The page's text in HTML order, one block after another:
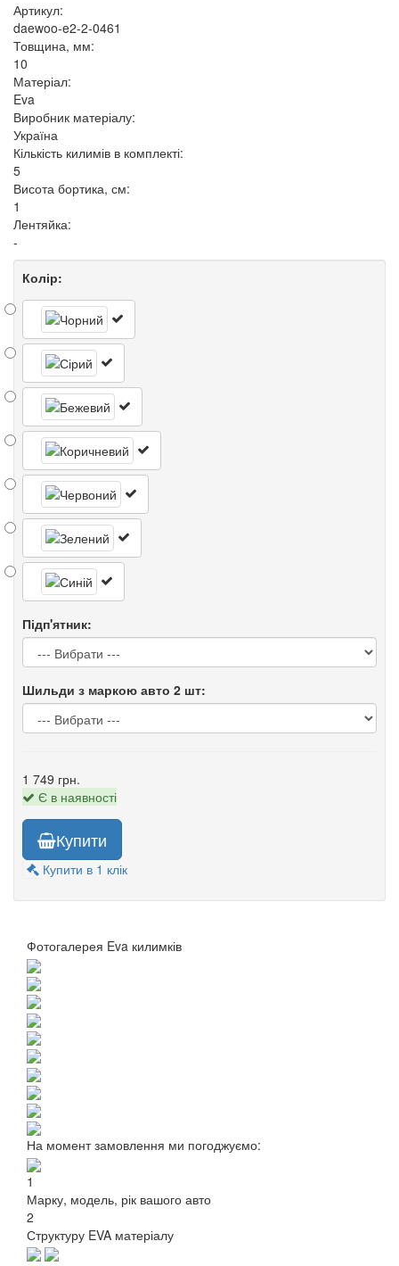
Артикул:
daewoo-e2-2-0461
Товщина, мм:
10
Матеріал:
Eva
Виробник матеріалу:
Україна
Кількість килимів в комплекті:
5
Висота бортика, см:
1
Лентяйка:
-
Колір:
Підп'ятник:
Шильди з маркою авто 2 шт:
1 749 грн.
Є в наявності
Купити
Купити в 1 клік
Фотогалерея Eva килимків
На момент замовлення ми погоджуємо:
1
Марку, модель, рік вашого авто
2
Структуру EVA матеріалу